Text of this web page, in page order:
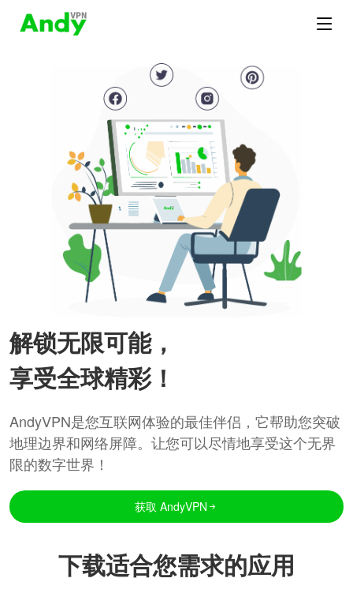
解锁无限可能，
享受全球精彩！
AndyVPN是您互联网体验的最佳伴侣，它帮助您突破
地理边界和网络屏障。让您可以尽情地享受这个无界
限的数字世界！
获取 AndyVPN
下载适合您需求的应用